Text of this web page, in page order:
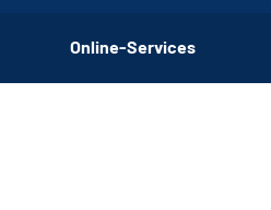
Online-Services